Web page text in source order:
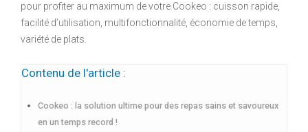
pour profiter au maximum de votre Cookeo : cuisson rapide,
facilité d’utilisation, multifonctionnalité, économie de temps,
variété de plats.
Contenu de l'article :
Cookeo : la solution ultime pour des repas sains et savoureux
en un temps record !